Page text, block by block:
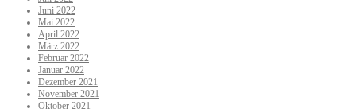
Juni 2022
Mai 2022
April 2022
März 2022
Februar 2022
Januar 2022
Dezember 2021
November 2021
Oktober 2021